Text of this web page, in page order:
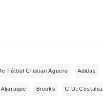
Fútbol Cristian Agüero Adidas
Brooks C.D. Costaluz